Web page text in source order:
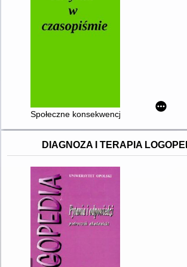
Społeczne konsekwencje
DIAGNOZA I TERAPIA